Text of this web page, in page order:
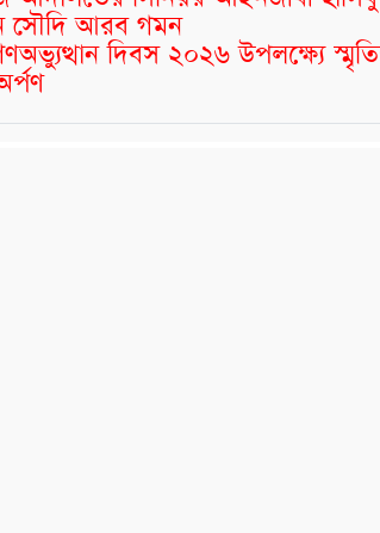
সৌদি আরব গমন
দিবস ২০২৬ উপলক্ষ্যে